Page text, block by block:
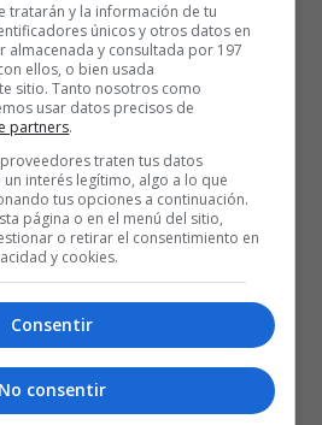
tratarán y la información de tu
únicos y otros datos en
almacenada y consultada por 197
ellos, o bien usada
sitio. Tanto nosotros como
usar datos precisos de
partners.
traten tus datos
interés legítimo, algo a lo que
tus opciones a continuación.
página o en el menú del sitio,
o retirar el consentimiento en
y cookies.
Consentir
No consentir